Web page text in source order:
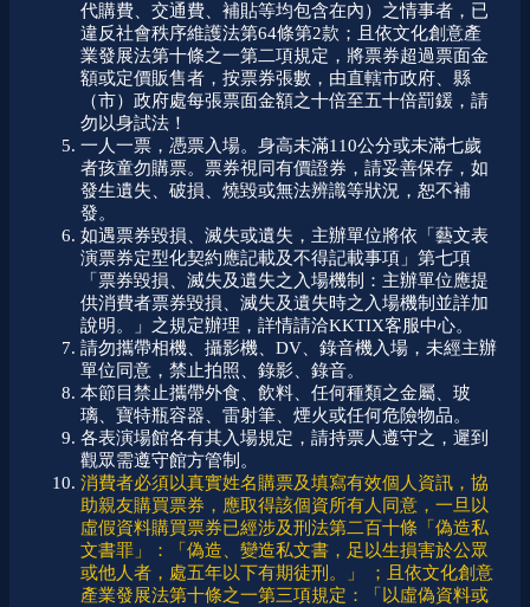
代購費、交通費、補貼等均包含在內）之情事者，已
違反社會秩序維護法第64條第2款；且依文化創意產
業發展法第十條之一第二項規定，將票券超過票面金
額或定價販售者，按票券張數，由直轄市政府、縣
（市）政府處每張票面金額之十倍至五十倍罰鍰，請
勿以身試法！
一人一票，憑票入場。身高未滿110公分或未滿七歲
者孩童勿購票。票券視同有價證券，請妥善保存，如
發生遺失、破損、燒毀或無法辨識等狀況，恕不補
發。
如遇票券毀損、滅失或遺失，主辦單位將依「藝文表
演票券定型化契約應記載及不得記載事項」第七項
「票券毀損、滅失及遺失之入場機制：主辦單位應提
供消費者票券毀損、滅失及遺失時之入場機制並詳加
說明。」之規定辦理，詳情請洽KKTIX客服中心。
請勿攜帶相機、攝影機、DV、錄音機入場，未經主辦
單位同意，禁止拍照、錄影、錄音。
本節目禁止攜帶外食、飲料、任何種類之金屬、玻
璃、寶特瓶容器、雷射筆、煙火或任何危險物品。
各表演場館各有其入場規定，請持票人遵守之，遲到
觀眾需遵守館方管制。
消費者必須以真實姓名購票及填寫有效個人資訊，協
助親友購買票券，應取得該個資所有人同意，一旦以
虛假資料購買票券已經涉及刑法第二百十條「偽造私
文書罪」：「偽造、變造私文書，足以生損害於公眾
或他人者，處五年以下有期徒刑。」 ；且依文化創意
產業發展法第十條之一第三項規定：「以虛偽資料或